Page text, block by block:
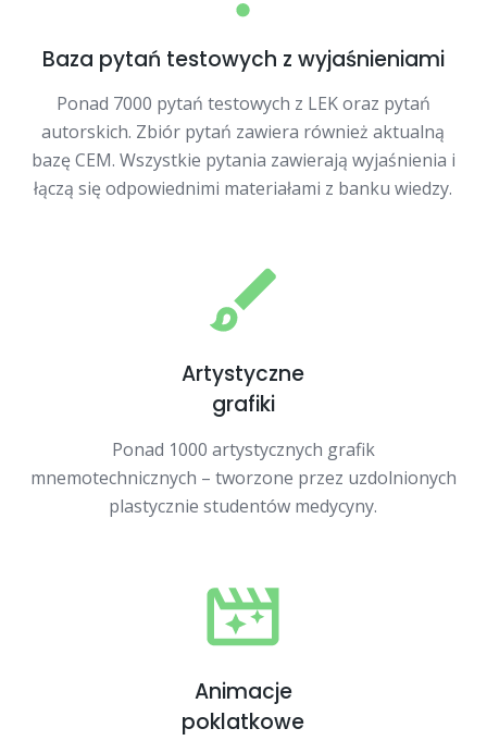
Baza pytań testowych z wyjaśnieniami
Ponad 7000 pytań testowych z LEK oraz pytań
autorskich. Zbiór pytań zawiera również aktualną
bazę CEM. Wszystkie pytania zawierają wyjaśnienia i
łączą się odpowiednimi materiałami z banku wiedzy.
Artystyczne
grafiki
Ponad 1000 artystycznych grafik
mnemotechnicznych – tworzone przez uzdolnionych
plastycznie studentów medycyny.
Animacje
poklatkowe